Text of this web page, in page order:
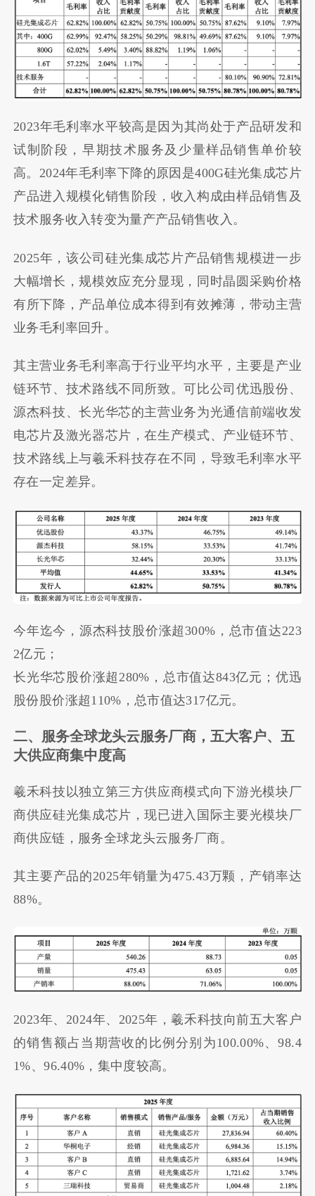
2023年毛利率水平较高是因为其尚处于产品研发和
试制阶段，早期技术服务及少量样品销售单价较
高。2024年毛利率下降的原因是400G硅光集成芯片
产品进入规模化销售阶段，收入构成由样品销售及
技术服务收入转变为量产产品销售收入。
2025年，该公司硅光集成芯片产品销售规模进一步
大幅增长，规模效应充分显现，同时晶圆采购价格
有所下降，产品单位成本得到有效摊薄，带动主营
业务毛利率回升。
其主营业务毛利率高于行业平均水平，主要是产业
链环节、技术路线不同所致。可比公司优迅股份、
源杰科技、长光华芯的主营业务为光通信前端收发
电芯片及激光器芯片，在生产模式、产业链环节、
技术路线上与羲禾科技存在不同，导致毛利率水平
存在一定差异。
今年迄今，源杰科技股价涨超300%，总市值达223
2亿元；
长光华芯股价涨超280%，总市值达843亿元；优迅
股份股价涨超110%，总市值达317亿元。
二、服务全球龙头云服务厂商，五大客户、五
大供应商集中度高
羲禾科技以独立第三方供应商模式向下游光模块厂
商供应硅光集成芯片，现已进入国际主要光模块厂
商供应链，服务全球龙头云服务厂商。
其主要产品的2025年销量为475.43万颗，产销率达
88%。
2023年、2024年、2025年，羲禾科技向前五大客户
的销售额占当期营收的比例分别为100.00%、98.4
1%、96.40%，集中度较高。